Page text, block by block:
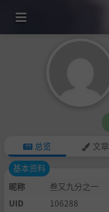
总览 文章
基本资料
昵称
叁又九分之一
UID
106288